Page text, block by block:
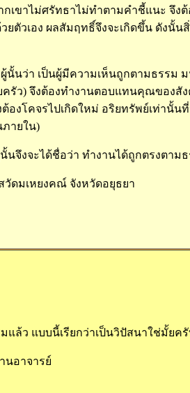
เขาไม่ศรัทธาไม่ทำตามคำชี้แนะ จึงต้
ยตัวเอง ผลสัมฤทธิ์จึงจะเกิดขึ้น ดังนั้น
นั้นว่า เป็นผู้มีความเห็นถูกตามธรรม
รัว) จึงต้องทำงานตอบแทนคุณของสั
งโคจรไปเกิดใหม่ อริยทรัพย์เท่านั้น
ภายใน)
งจะได้ชื่อว่า ทำงานได้ถูกตรงตามธ
ดมเหยงคณ์ จังหวัดอยุธยา
ล้ว แบบนี้เรียกว่าเป็นวิปัสนาใช่มั้ยค
นอาจารย์